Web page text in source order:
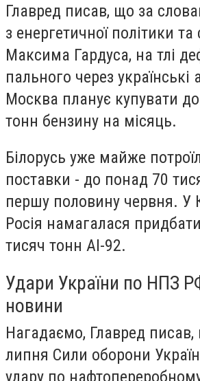
Главред писав, що за
з енергетичної політики та
Максима Гардуса, на тлі
пального через
Москва планує купувати
тонн бензину на місяць.
Білорусь уже майже
поставки - до понад 70
першу половину червня. У
Росія намагалася
тисяч тонн АІ-92.
Удари України по НПЗ
новини
Нагадаємо, Главред писав,
липня Сили оборони
удару по